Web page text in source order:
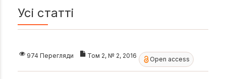
Усі статті
974 Перегляди Том 2, № 2, 2016 Open access